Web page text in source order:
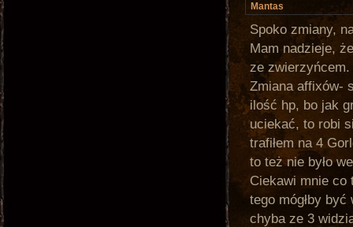
Mantas
Spoko zmiany,
Mam nadzieje,
ze zwierzyńcem.
Zmiana affixów-
ilość hp, bo jak
uciekać, to robi
trafiłem na 4
to też nie było
Ciekawi mnie co
tego mógłby
chyba ze 3